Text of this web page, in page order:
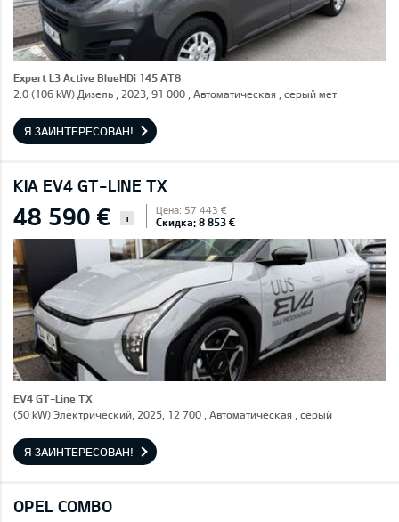
Expert L3 Active BlueHDi 145 AT8
2.0 (106 kW) Дизель , 2023, 91 000 , Автоматическая , серый мет.
Я ЗАИНТЕРЕСОВАН!
KIA EV4 GT-LINE TX
48 590 € i
Цена: 57 443 €
Скидка: 8 853 €
EV4 GT-Line TX
(50 kW) Электрический, 2025, 12 700 , Автоматическая , серый
Я ЗАИНТЕРЕСОВАН!
OPEL COMBO